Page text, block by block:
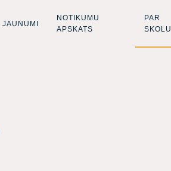
JAUNUMI
NOTIKUMU
APSKATS
PAR
SKOLU